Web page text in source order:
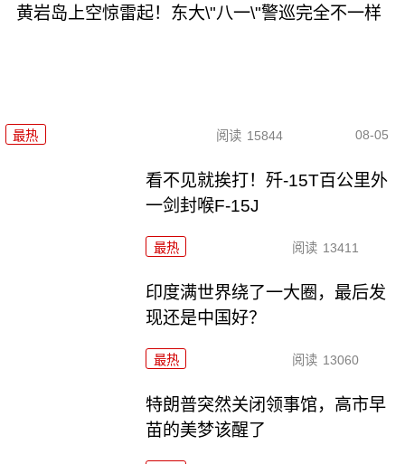
黄岩岛上空惊雷起！东大\"八一\"警巡完全不一样
最热 阅读 15844 08-05
看不见就挨打！歼-15T百公里外
一剑封喉F-15J
最热 阅读 13411
印度满世界绕了一大圈，最后发
现还是中国好？
最热 阅读 13060
特朗普突然关闭领事馆，高市早
苗的美梦该醒了